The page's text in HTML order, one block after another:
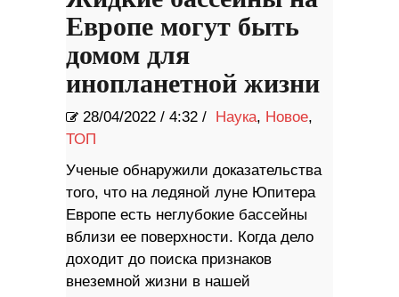
Европе могут быть
домом для
инопланетной жизни
28/04/2022 / 4:32 / Наука, Новое,
ТОП
Ученые обнаружили доказательства
того, что на ледяной луне Юпитера
Европе есть неглубокие бассейны
вблизи ее поверхности. Когда дело
доходит до поиска признаков
внеземной жизни в нашей